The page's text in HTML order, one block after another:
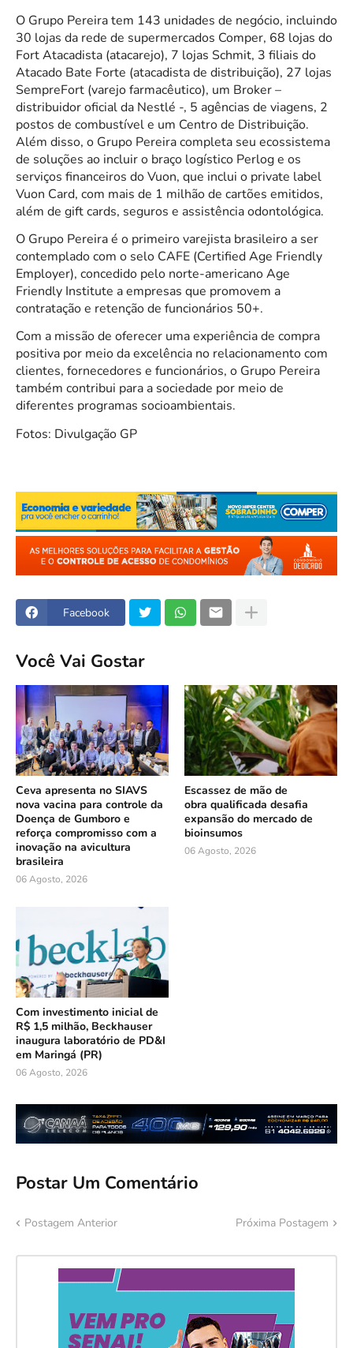
O Grupo Pereira tem 143 unidades de negócio, incluindo
30 lojas da rede de supermercados Comper, 68 lojas do
Fort Atacadista (atacarejo), 7 lojas Schmit, 3 filiais do
Atacado Bate Forte (atacadista de distribuição), 27 lojas
SempreFort (varejo farmacêutico), um Broker –
distribuidor oficial da Nestlé -, 5 agências de viagens, 2
postos de combustível e um Centro de Distribuição.
Além disso, o Grupo Pereira completa seu ecossistema
de soluções ao incluir o braço logístico Perlog e os
serviços financeiros do Vuon, que inclui o private label
Vuon Card, com mais de 1 milhão de cartões emitidos,
além de gift cards, seguros e assistência odontológica.
O Grupo Pereira é o primeiro varejista brasileiro a ser
contemplado com o selo CAFE (Certified Age Friendly
Employer), concedido pelo norte-americano Age
Friendly Institute a empresas que promovem a
contratação e retenção de funcionários 50+.
Com a missão de oferecer uma experiência de compra
positiva por meio da excelência no relacionamento com
clientes, fornecedores e funcionários, o Grupo Pereira
também contribui para a sociedade por meio de
diferentes programas socioambientais.
Fotos: Divulgação GP
Facebook
Você Vai Gostar
Ceva apresenta no SIAVS
nova vacina para controle da
Doença de Gumboro e
reforça compromisso com a
inovação na avicultura
brasileira
06 Agosto, 2026
Escassez de mão de
obra qualificada desafia
expansão do mercado de
bioinsumos
06 Agosto, 2026
Com investimento inicial de
R$ 1,5 milhão, Beckhauser
inaugura laboratório de PD&I
em Maringá (PR)
06 Agosto, 2026
Postar Um Comentário
Postagem Anterior Próxima Postagem